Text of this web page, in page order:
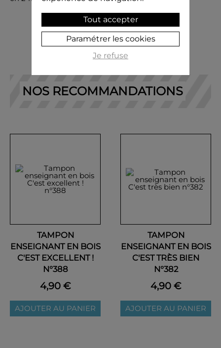
NOS RECOMMANDATIONS
TAMPON
ENSEIGNANT EN BOIS
C'EST EXCELLENT !
N°388
4,90 €
AJOUTER AU PANIER
TAMPON
ENSEIGNANT EN BOIS
C'EST TRÈS BIEN
N°382
4,90 €
AJOUTER AU PANIER
Tout accepter
Paramétrer les cookies
Je refuse